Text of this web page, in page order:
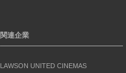
関連企業
LAWSON UNITED CINEMAS